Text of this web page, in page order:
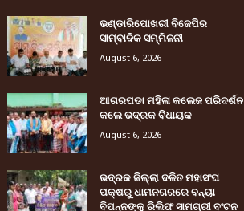
ଭଣ୍ଡାରିପୋଖରୀ ବିଜେପିର
ସାମ୍ବାଦିକ ସମ୍ମିଳନୀ
August 6, 2026
ଆଗରପଡା ମହିଳା କଲେଜ ପରିଦର୍ଶନ
କଲେ ଭଦ୍ରକ ବିଧାୟକ
August 6, 2026
ଭଦ୍ରକ ଜିଲ୍ଲା ଦଳିତ ମହାସଂଘ
ପକ୍ଷରୁ ଧାମନଗରରେ ବନ୍ୟା
ବିପନ୍ନଙ୍କୁ ରିଲିଫ ସାମଗ୍ରୀ ବଂଟନ